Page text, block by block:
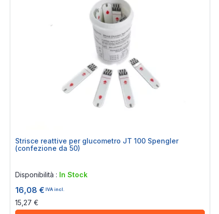
Strisce reattive per glucometro JT 100 Spengler
(confezione da 50)
Disponibilità : In Stock
16,08 € IVA incl.
15,27 €